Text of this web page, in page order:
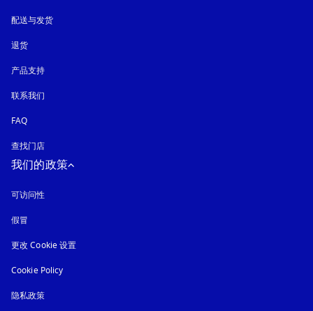
配送与发货
退货
产品支持
联系我们
FAQ
查找门店
我们的政策
可访问性
假冒
更改 Cookie 设置
Cookie Policy
隐私政策